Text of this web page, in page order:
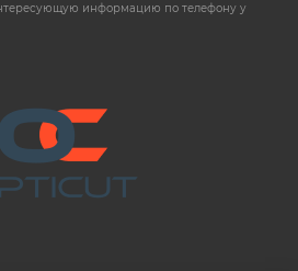
информацию по телефону у